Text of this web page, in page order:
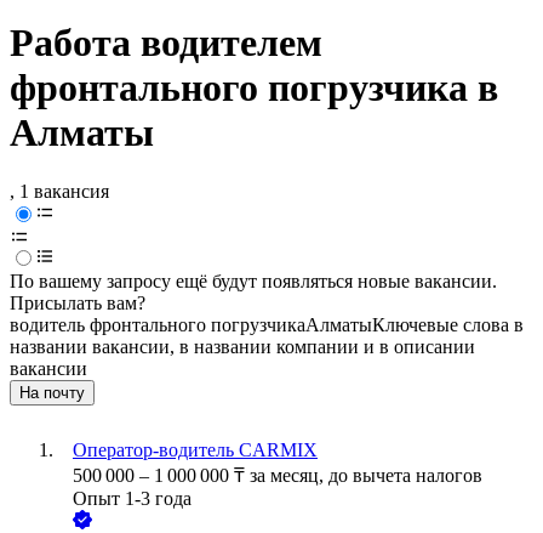
Работа водителем
фронтального погрузчика в
Алматы
, 1 вакансия
По вашему запросу ещё будут появляться новые вакансии.
Присылать вам?
водитель фронтального погрузчикаАлматыКлючевые слова в
названии вакансии, в названии компании и в описании
вакансии
На почту
Оператор-водитель CARMIX
500 000 – 1 000 000 ₸ за месяц, до вычета налогов
Опыт 1-3 года